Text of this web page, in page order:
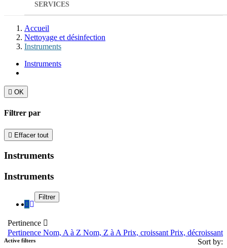
SERVICES
Accueil
Nettoyage et désinfection
Instruments
Instruments
 OK
Filtrer par
 Effacer tout
Instruments
Instruments
Pertinence 
Pertinence Nom, A à Z Nom, Z à A Prix, croissant Prix, décroissant
Sort by:
Filtrer
Active filters